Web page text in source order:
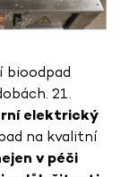
bioodpad
21.
elektrický
na kvalitní
v péči